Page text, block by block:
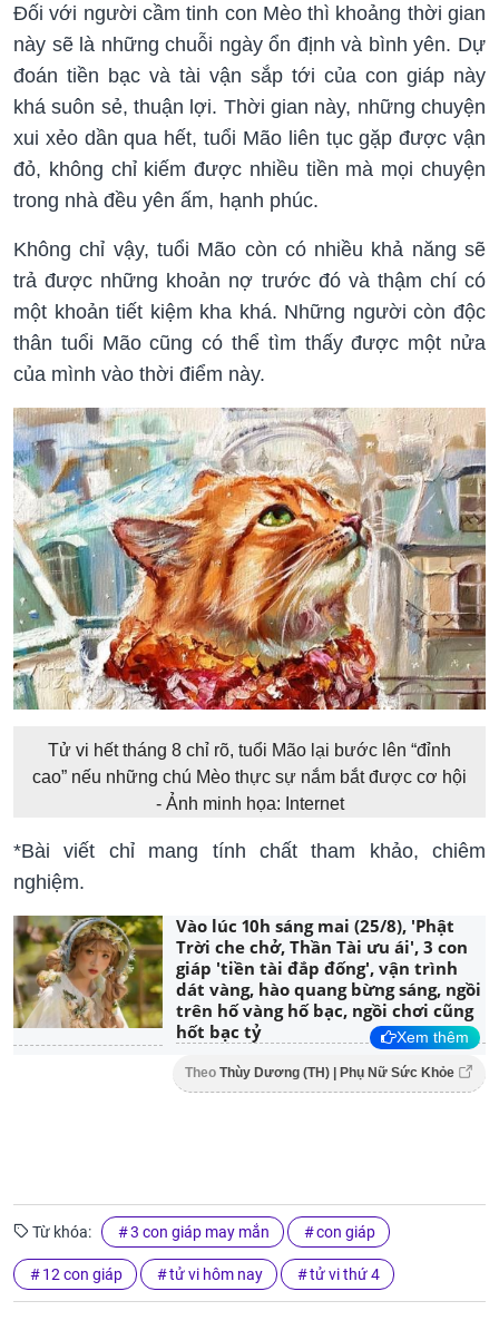
Đối với người cầm tinh con Mèo thì khoảng thời gian
này sẽ là những chuỗi ngày ổn định và bình yên. Dự
đoán tiền bạc và tài vận sắp tới của con giáp này
khá suôn sẻ, thuận lợi. Thời gian này, những chuyện
xui xẻo dần qua hết, tuổi Mão liên tục gặp được vận
đỏ, không chỉ kiếm được nhiều tiền mà mọi chuyện
trong nhà đều yên ấm, hạnh phúc.
Không chỉ vậy, tuổi Mão còn có nhiều khả năng sẽ
trả được những khoản nợ trước đó và thậm chí có
một khoản tiết kiệm kha khá. Những người còn độc
thân tuổi Mão cũng có thể tìm thấy được một nửa
của mình vào thời điểm này.
Tử vi hết tháng 8 chỉ rõ, tuổi Mão lại bước lên “đỉnh
cao” nếu những chú Mèo thực sự nắm bắt được cơ hội
- Ảnh minh họa: Internet
*Bài viết chỉ mang tính chất tham khảo, chiêm
nghiệm.
Vào lúc 10h sáng mai (25/8), 'Phật
Trời che chở, Thần Tài ưu ái', 3 con
giáp 'tiền tài đắp đống', vận trình
dát vàng, hào quang bừng sáng, ngồi
trên hố vàng hố bạc, ngồi chơi cũng
hốt bạc tỷ
Xem thêm
Theo Thùy Dương (TH) | Phụ Nữ Sức Khỏe
Từ khóa: 3 con giáp may mắn con giáp
12 con giáp tử vi hôm nay tử vi thứ 4